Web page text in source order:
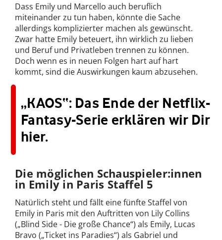
Dass Emily und Marcello auch beruflich
miteinander zu tun haben, könnte die Sache
allerdings komplizierter machen als gewünscht.
Zwar hatte Emily beteuert, ihn wirklich zu lieben
und Beruf und Privatleben trennen zu können.
Doch wenn es in neuen Folgen hart auf hart
kommt, sind die Auswirkungen kaum abzusehen.
„KAOS“: Das Ende der Netflix-
Fantasy-Serie erklären wir Dir
hier.
Die möglichen Schauspieler:innen
in Emily in Paris Staffel 5
Natürlich steht und fällt eine fünfte Staffel von
Emily in Paris mit den Auftritten von Lily Collins
(„Blind Side - Die große Chance“) als Emily, Lucas
Bravo („Ticket ins Paradies“) als Gabriel und